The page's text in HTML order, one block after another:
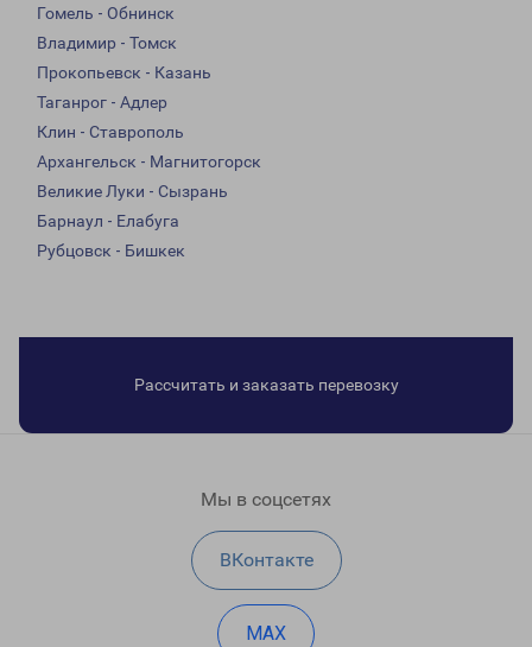
Гомель - Обнинск
Владимир - Томск
Прокопьевск - Казань
Таганрог - Адлер
Клин - Ставрополь
Архангельск - Магнитогорск
Великие Луки - Сызрань
Барнаул - Елабуга
Рубцовск - Бишкек
Рассчитать и заказать перевозку
Мы в соцсетях
ВКонтакте
MAX